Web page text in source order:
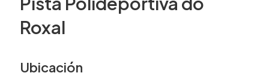
Roxal
Ubicación